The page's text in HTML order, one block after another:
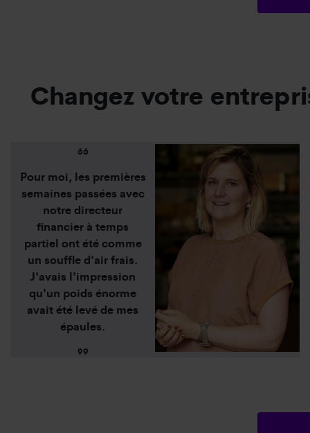
Changez votre
66
Pour moi, les premières
semaines passées avec
notre directeur
financier à temps
partiel ont été comme
un souffle d'air frais.
J'avais l'impression
qu'un poids énorme
avait été levé de mes
épaules.
99